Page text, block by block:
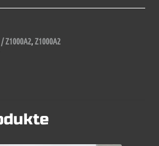
Z1000A2,Z1000A2